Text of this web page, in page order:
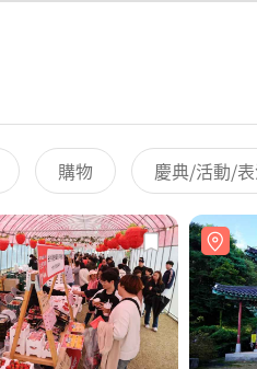
購物 慶典/活動/